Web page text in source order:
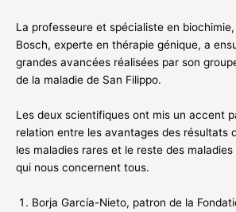
La professeure et spécialiste en
Bosch, experte en thérapie génique, a
grandes avancées réalisées par son
de la maladie de San Filippo.
Les deux scientifiques ont mis un accent
relation entre les avantages des résultats
les maladies rares et le reste des
qui nous concernent tous.
Borja García-Nieto, patron de la